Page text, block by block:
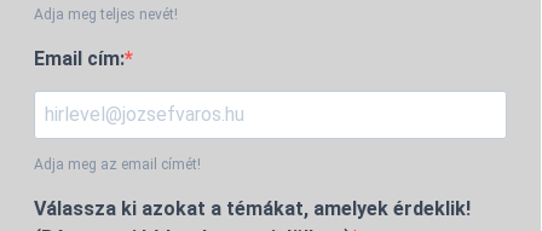
Adja meg teljes nevét!
Email cím:
Adja meg az email címét!
Válassza ki azokat a témákat, amelyek érdeklik!